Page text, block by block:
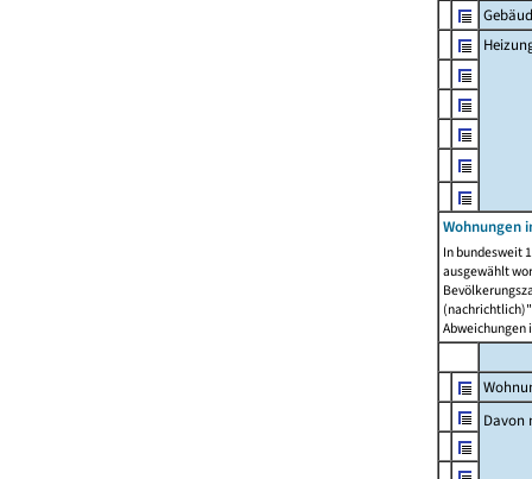
Wohnungen
In bundesweit
ausgewählt
Abweichungen
Davon